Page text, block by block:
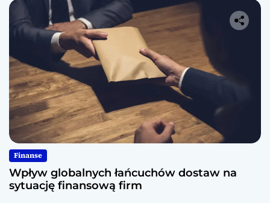
Finanse
Wpływ globalnych łańcuchów dostaw na
sytuację finansową firm